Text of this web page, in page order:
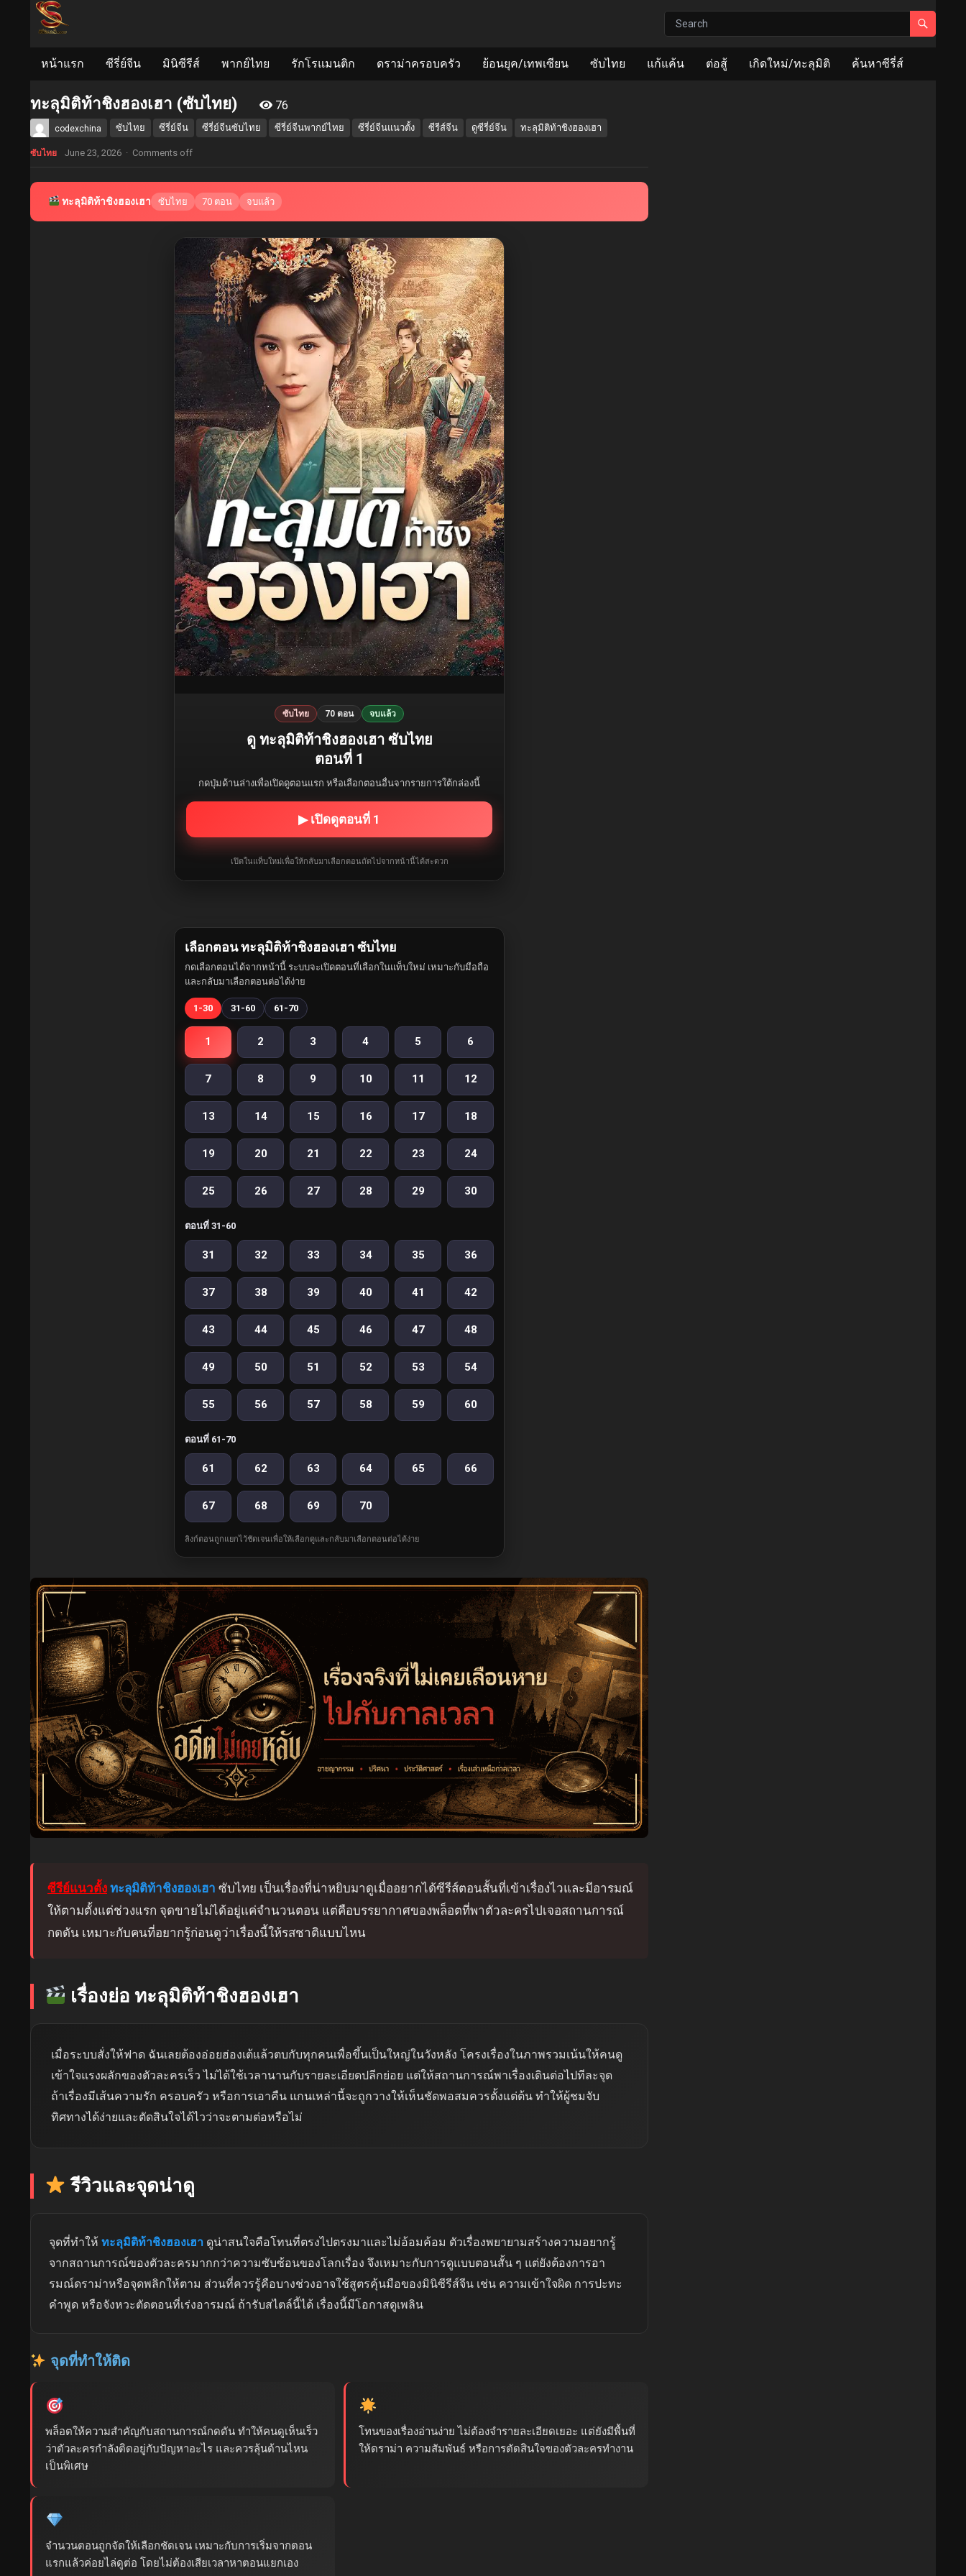
หน้าแรก ซีรี่ย์จีน มินิซีรีส์ พากย์ไทย รักโรแมนติก ดราม่าครอบครัว ย้อนยุค/เทพเซียน ซับไทย แก้แค้น ต่อสู้ เกิดใหม่/ทะลุมิติ ค้นหาซีรี่ส์
ทะลุมิติท้าชิงฮองเฮา (ซับไทย) 76
codexchina ซับไทย ซีรี่ย์จีน ซีรี่ย์จีนซับไทย ซีรี่ย์จีนพากย์ไทย ซีรี่ย์จีนแนวตั้ง ซีรีส์จีน ดูซีรี่ย์จีน ทะลุมิติท้าชิงฮองเฮา
ซับไทย June 23, 2026 · Comments off
ทะลุมิติท้าชิงฮองเฮา ซับไทย 70 ตอน จบแล้ว
ซับไทย 70 ตอน จบแล้ว
ดู ทะลุมิติท้าชิงฮองเฮา ซับไทย
ตอนที่ 1
กดปุ่มด้านล่างเพื่อเปิดดูตอนแรก หรือเลือกตอนอื่นจากรายการใต้กล่องนี้
▶ เปิดดูตอนที่ 1
เปิดในแท็บใหม่เพื่อให้กลับมาเลือกตอนถัดไปจากหน้านี้ได้สะดวก
เลือกตอน ทะลุมิติท้าชิงฮองเฮา ซับไทย
กดเลือกตอนได้จากหน้านี้ ระบบจะเปิดตอนที่เลือกในแท็บใหม่ เหมาะกับมือถือ
และกลับมาเลือกตอนต่อได้ง่าย
1-30 31-60 61-70
1 2 3 4 5 6
7 8 9 10 11 12
13 14 15 16 17 18
19 20 21 22 23 24
25 26 27 28 29 30
ตอนที่ 31-60
31 32 33 34 35 36
37 38 39 40 41 42
43 44 45 46 47 48
49 50 51 52 53 54
55 56 57 58 59 60
ตอนที่ 61-70
61 62 63 64 65 66
67 68 69 70
ลิงก์ตอนถูกแยกไว้ชัดเจนเพื่อให้เลือกดูและกลับมาเลือกตอนต่อได้ง่าย
ซีรีย์แนวตั้ง ทะลุมิติท้าชิงฮองเฮา ซับไทย เป็นเรื่องที่น่าหยิบมาดูเมื่ออยากได้ซีรีส์ตอนสั้นที่เข้าเรื่องไวและมีอารมณ์
ให้ตามตั้งแต่ช่วงแรก จุดขายไม่ได้อยู่แค่จำนวนตอน แต่คือบรรยากาศของพล็อตที่พาตัวละครไปเจอสถานการณ์
กดดัน เหมาะกับคนที่อยากรู้ก่อนดูว่าเรื่องนี้ให้รสชาติแบบไหน
เรื่องย่อ ทะลุมิติท้าชิงฮองเฮา
เมื่อระบบสั่งให้ฟาด ฉันเลยต้องอ่อยฮ่องเต้แล้วตบกับทุกคนเพื่อขึ้นเป็นใหญ่ในวังหลัง โครงเรื่องในภาพรวมเน้นให้คนดู
เข้าใจแรงผลักของตัวละครเร็ว ไม่ได้ใช้เวลานานกับรายละเอียดปลีกย่อย แต่ให้สถานการณ์พาเรื่องเดินต่อไปทีละจุด
ถ้าเรื่องมีเส้นความรัก ครอบครัว หรือการเอาคืน แกนเหล่านี้จะถูกวางให้เห็นชัดพอสมควรตั้งแต่ต้น ทำให้ผู้ชมจับ
ทิศทางได้ง่ายและตัดสินใจได้ไวว่าจะตามต่อหรือไม่
รีวิวและจุดน่าดู
จุดที่ทำให้ ทะลุมิติท้าชิงฮองเฮา ดูน่าสนใจคือโทนที่ตรงไปตรงมาและไม่อ้อมค้อม ตัวเรื่องพยายามสร้างความอยากรู้
จากสถานการณ์ของตัวละครมากกว่าความซับซ้อนของโลกเรื่อง จึงเหมาะกับการดูแบบตอนสั้น ๆ แต่ยังต้องการอา
รมณ์ดราม่าหรือจุดพลิกให้ตาม ส่วนที่ควรรู้คือบางช่วงอาจใช้สูตรคุ้นมือของมินิซีรีส์จีน เช่น ความเข้าใจผิด การปะทะ
คำพูด หรือจังหวะตัดตอนที่เร่งอารมณ์ ถ้ารับสไตล์นี้ได้ เรื่องนี้มีโอกาสดูเพลิน
จุดที่ทำให้ติด
พล็อตให้ความสำคัญกับสถานการณ์กดดัน ทำให้คนดูเห็นเร็ว
ว่าตัวละครกำลังติดอยู่กับปัญหาอะไร และควรลุ้นด้านไหน
เป็นพิเศษ
โทนของเรื่องอ่านง่าย ไม่ต้องจำรายละเอียดเยอะ แต่ยังมีพื้นที่
ให้ดราม่า ความสัมพันธ์ หรือการตัดสินใจของตัวละครทำงาน
จำนวนตอนถูกจัดให้เลือกชัดเจน เหมาะกับการเริ่มจากตอน
แรกแล้วค่อยไล่ดูต่อ โดยไม่ต้องเสียเวลาหาตอนแยกเอง